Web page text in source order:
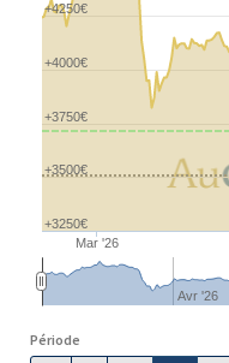
Mar '26
Avr '26
+3250€
+3500€
+3750€
+4000€
+4250€
Période